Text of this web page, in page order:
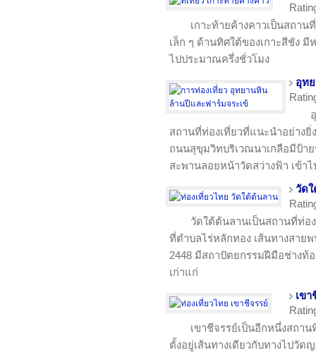
เกาะท้ายค้างคาวเป็นสถาน
เล็ก ๆ ด้านทิศใต้ของเกาะสีชัง มี
ไปประมาณครึ่งชั่วโมง
อุท
สถานที่ท่องเที่ยวที่แนะนำอย่าง
ถนนสุขุมวิทบริเวณนาเกลือมีป้า
สะพานลอยหน้าวัดสว่างฟ้า เข้า
วัด
วัดใต้ต้นลานเป็นสถานที่ท่อ
ที่ตำบลไร่หลักทอง เส้นทางสาย
2448 มีสถาปัตยกรรมฝีมือช่างท้
เก่าแก่
เขา
เขาชีจรรย์เป็นอีกหนึ่งสถา
ตั้งอยู่เส้นทางเดียวกับทางไปวั